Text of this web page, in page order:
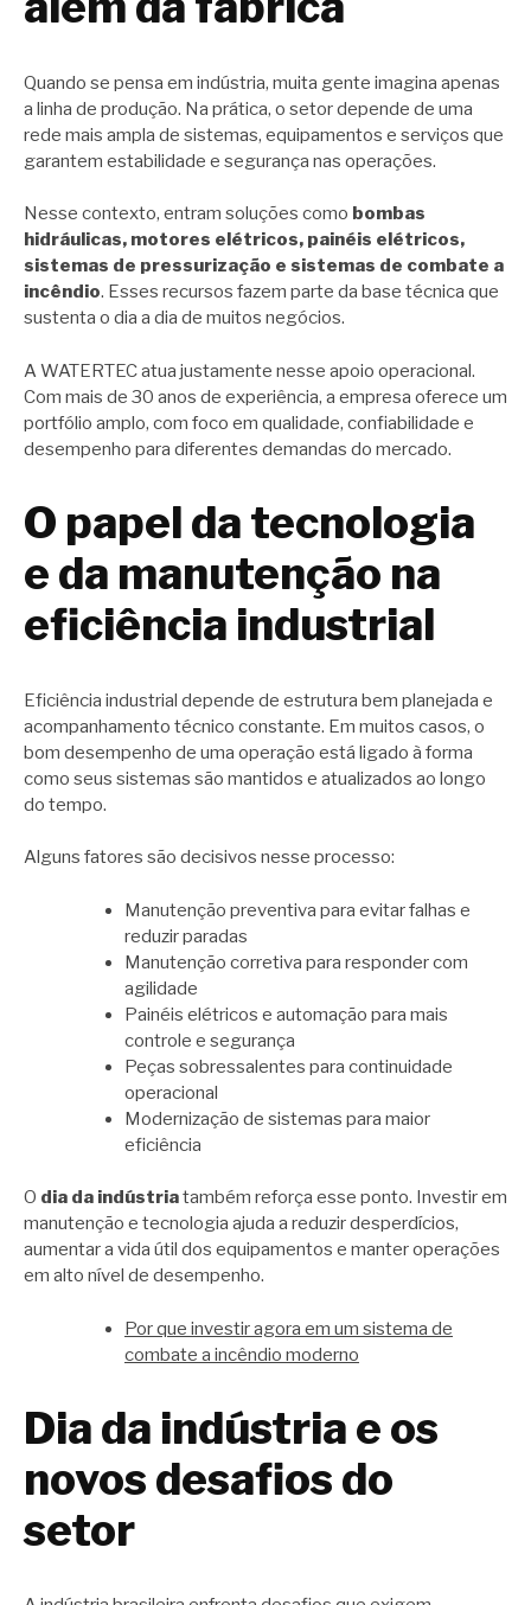
Quando se pensa em indústria, muita gente imagina apenas
a linha de produção. Na prática, o setor depende de uma
rede mais ampla de sistemas, equipamentos e serviços que
garantem estabilidade e segurança nas operações.
Nesse contexto, entram soluções como bombas
hidráulicas, motores elétricos, painéis elétricos,
sistemas de pressurização e sistemas de combate a
incêndio. Esses recursos fazem parte da base técnica que
sustenta o dia a dia de muitos negócios.
A WATERTEC atua justamente nesse apoio operacional.
Com mais de 30 anos de experiência, a empresa oferece um
portfólio amplo, com foco em qualidade, confiabilidade e
desempenho para diferentes demandas do mercado.
O papel da tecnologia
e da manutenção na
eficiência industrial
Eficiência industrial depende de estrutura bem planejada e
acompanhamento técnico constante. Em muitos casos, o
bom desempenho de uma operação está ligado à forma
como seus sistemas são mantidos e atualizados ao longo
do tempo.
Alguns fatores são decisivos nesse processo:
Manutenção preventiva para evitar falhas e
reduzir paradas
Manutenção corretiva para responder com
agilidade
Painéis elétricos e automação para mais
controle e segurança
Peças sobressalentes para continuidade
operacional
Modernização de sistemas para maior
eficiência
O dia da indústriatambém reforça esse ponto. Investir em
manutenção e tecnologia ajuda a reduzir desperdícios,
aumentar a vida útil dos equipamentos e manter operações
em alto nível de desempenho.
Por que investir agora em um sistema de
combate a incêndio moderno
Dia da indústria e os
novos desafios do
setor